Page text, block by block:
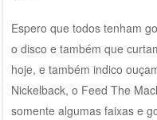
Espero que todos tenham
o disco e também que
hoje, e também indico
Nickelback, o Feed The
somente algumas faixas e